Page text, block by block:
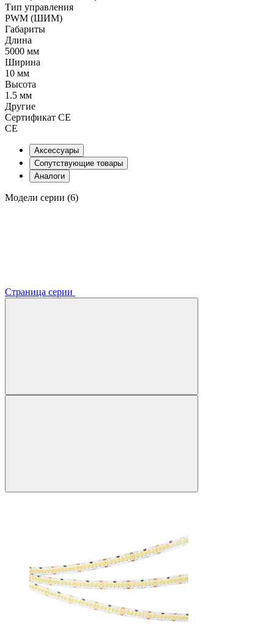
Тип управления
PWM (ШИМ)
Габариты
Длина
5000 мм
Ширина
10 мм
Высота
1.5 мм
Другие
Сертификат CE
CE
Аксессуары
Сопутствующие товары
Аналоги
Модели серии (6)
Страница серии